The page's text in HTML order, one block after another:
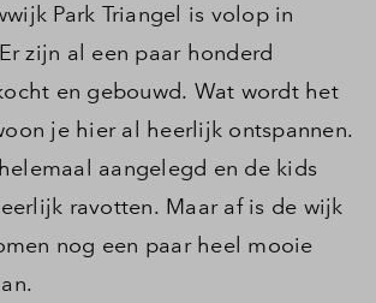
Park Triangel is volop in
zijn al een paar honderd
en gebouwd. Wat wordt het
je hier al heerlijk ontspannen.
aangelegd en de kids
ravotten. Maar af is de wijk
nog een paar heel mooie